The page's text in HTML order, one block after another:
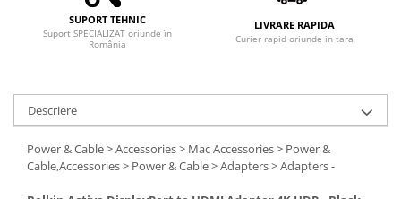
Placi de Baza
Placi Video
Memorii
Hard Disc-uri
SUPORT TEHNIC
Suport SPECIALIZAT oriunde în
România
LIVRARE RAPIDA
Curier rapid oriunde in tara
Descriere
Power & Cable > Accessories > Mac Accessories > Power &
Cable,Accessories > Power & Cable > Adapters > Adapters -